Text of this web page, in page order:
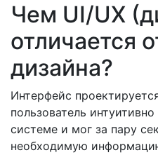
Чем UI/UX
отличается
дизайна?
Интерфейс
пользователь
системе и мог за пару
необходимую